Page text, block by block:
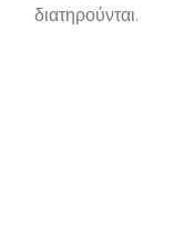
διατηρούνται.